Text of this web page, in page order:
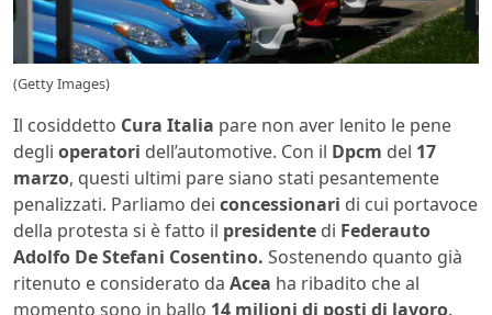
(Getty Images)
Il cosiddetto Cura Italia pare non aver lenito le pene
degli operatori dell’automotive. Con il Dpcm del 17
marzo, questi ultimi pare siano stati pesantemente
penalizzati. Parliamo dei concessionari di cui portavoce
della protesta si è fatto il presidente di Federauto
Adolfo De Stefani Cosentino. Sostenendo quanto già
ritenuto e considerato da Acea ha ribadito che al
momento sono in ballo 14 milioni di posti di lavoro.